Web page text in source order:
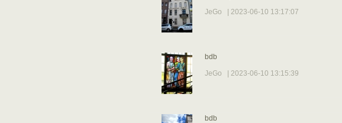
JeGo | 2023-06-10 13:17:07
bdb
JeGo | 2023-06-10 13:15:39
bdb